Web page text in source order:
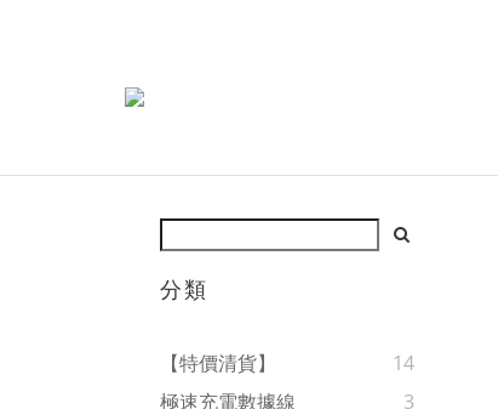
分類
【特價清貨】
14
極速充電數據線
3